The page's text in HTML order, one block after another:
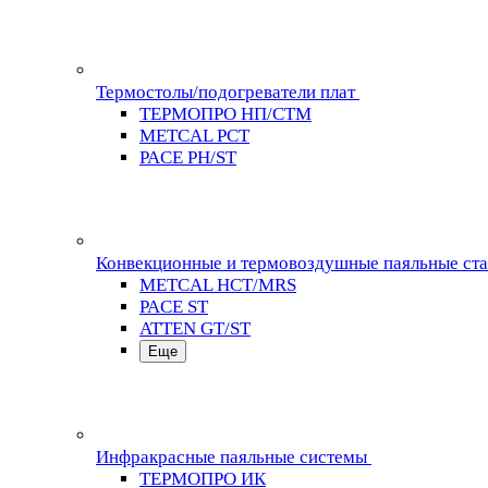
Термостолы/подогреватели плат
ТЕРМОПРО НП/СТМ
METCAL PCT
PACE PH/ST
Конвекционные и термовоздушные паяльные
METCAL HCT/MRS
PACE ST
ATTEN GT/ST
Еще
Инфракрасные паяльные системы
ТЕРМОПРО ИК